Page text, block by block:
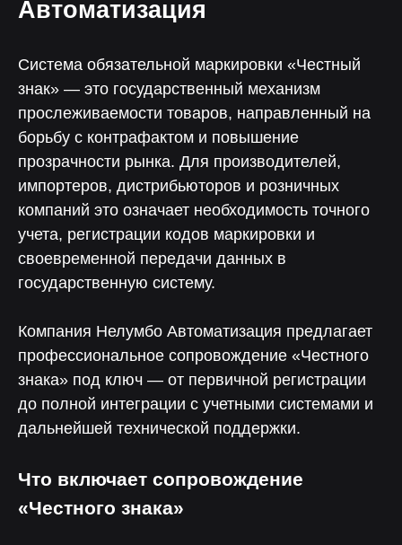
Автоматизация
Система обязательной маркировки «Честный
знак» — это государственный механизм
прослеживаемости товаров, направленный на
борьбу с контрафактом и повышение
прозрачности рынка. Для производителей,
импортеров, дистрибьюторов и розничных
компаний это означает необходимость точного
учета, регистрации кодов маркировки и
своевременной передачи данных в
государственную систему.
Компания Нелумбо Автоматизация предлагает
профессиональное сопровождение «Честного
знака» под ключ — от первичной регистрации
до полной интеграции с учетными системами и
дальнейшей технической поддержки.
Что включает сопровождение
«Честного знака»